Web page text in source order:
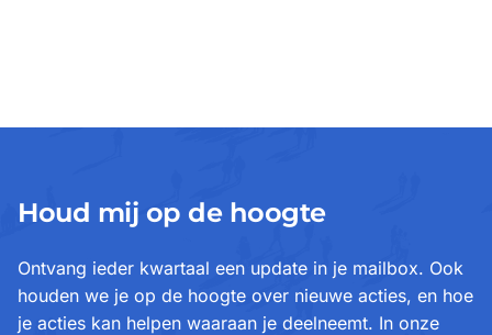
Houd mij op de hoogte
Ontvang ieder kwartaal een update in je mailbox. Ook
houden we je op de hoogte over nieuwe acties, en hoe
je acties kan helpen waaraan je deelneemt. In onze